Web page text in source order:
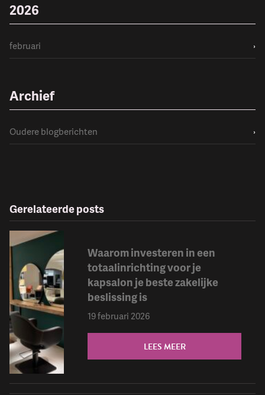
2026
februari ›
Archief
Oudere blogberichten ›
Gerelateerde posts
Waarom investeren in een
totaalinrichting voor je
kapsalon je beste zakelijke
beslissing is
19 februari 2026
LEES MEER